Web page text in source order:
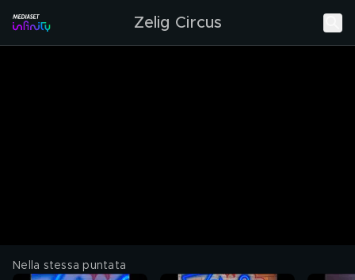
Zelig Circus
Nella stessa puntata